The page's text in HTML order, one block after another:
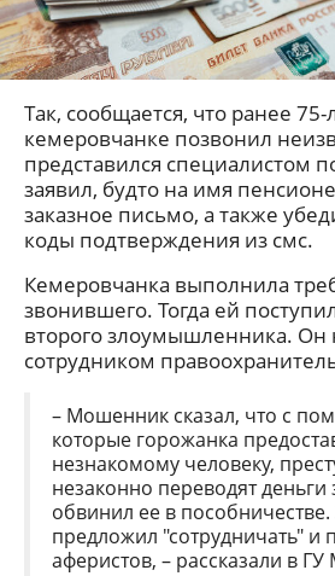
Так, сообщается, что ранее 75-
кемеровчанке позвонил
представился специалистом
заявил, будто на имя
заказное письмо, а также
коды подтверждения из смс.
Кемеровчанка выполнила
звонившего. Тогда ей
второго злоумышленника. Он
сотрудником
– Мошенник сказал, что с
которые горожанка
незнакомому человеку,
незаконно переводят деньги
обвинил ее в пособничестве.
предложил "сотрудничать" и
аферистов, – рассказали в